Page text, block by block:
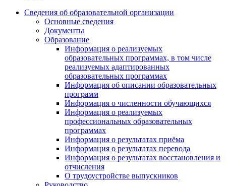
Сведения об образовательной организации
Основные сведения
Документы
Образование
Информация о реализуемых
образовательных программах, в том числе
реализуемых адаптированных
образовательных программах
Информация об описании образовательных
программ
Информация о численности обучающихся
Информация о реализуемых
профессиональных образовательных
программах
Информация о результатах приёма
Информация о результатах перевода
Информация о результатах восстановления и
отчисления
О трудоустройстве выпускников